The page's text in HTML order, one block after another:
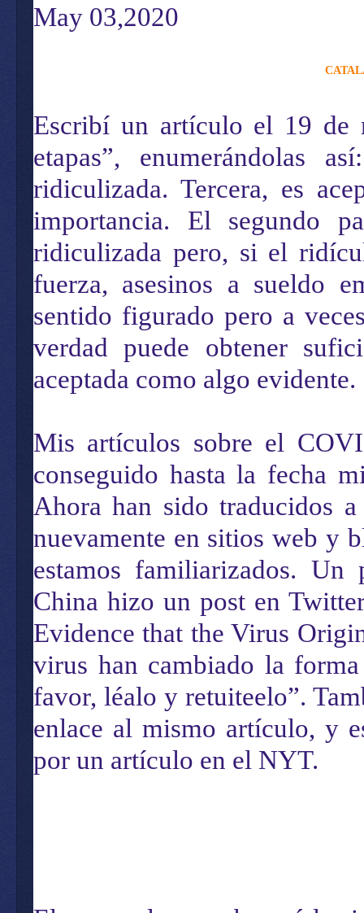
May 03,2020
Escribí un artículo el 19 de
etapas”, enumerándolas
ridiculizada. Tercera, es
importancia. El segundo
ridiculizada pero, si el
fuerza, asesinos a sueldo
sentido figurado pero a
verdad puede obtener
aceptada como algo evidente.
Mis artículos sobre el
conseguido hasta la fecha
Ahora han sido traducidos
nuevamente en sitios web y
estamos familiarizados.
China hizo un post en
Evidence that the Virus
virus han cambiado la
favor, léalo y retuiteelo”.
enlace al mismo artículo, y
por un artículo en el NYT.